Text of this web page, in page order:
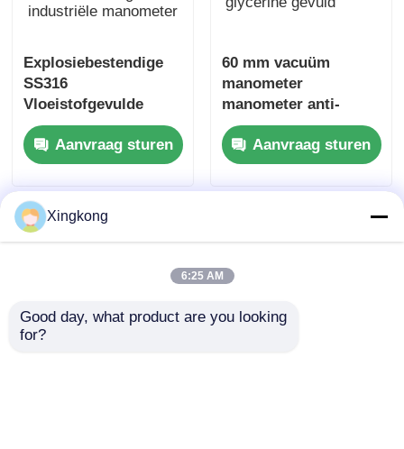
Explosiebestendige
SS316
Vloeistofgevulde
drukmeter 0·300 bar
schokbestendige
industriële
manometer
Aanvraag sturen
60 mm vacuüm
manometer
manometer anti-
vibratie manometer
glycerine gevuld
Aanvraag sturen
Xingkong
6:25 AM
Good day, what product are you looking
for?